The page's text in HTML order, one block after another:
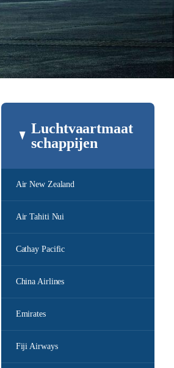
Luchtvaartmaat
schappijen
Air New Zealand
Air Tahiti Nui
Cathay Pacific
China Airlines
Emirates
Fiji Airways